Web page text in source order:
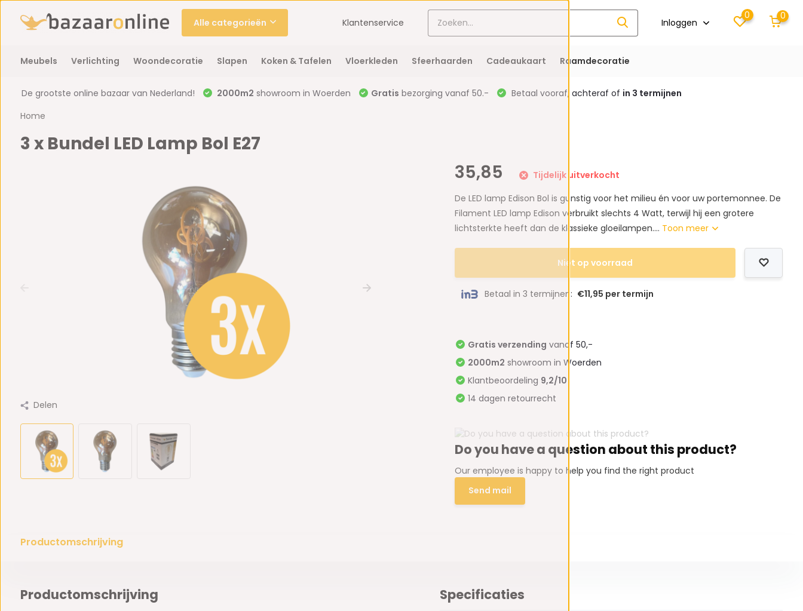
Alle categorieën Klantenservice Inloggen
0 0
Meubels Verlichting Woondecoratie Slapen Koken & Tafelen Vloerkleden Sfeerhaarden Cadeaukaart Raamdecoratie
De grootste online bazaar van Nederland! 2000m2 showroom in Woerden Gratis bezorging vanaf 50.- Betaal vooraf, achteraf of in 3 termijnen
Home
3 x Bundel LED Lamp Bol E27
Delen
35,85
Tijdelijk uitverkocht
De LED lamp Edison Bol is gunstig voor het milieu én voor uw portemonnee. De
Filament LED lamp Edison verbruikt slechts 4 Watt, terwijl hij een grotere
lichtsterkte heeft dan de klassieke gloeilampen.... Toon meer
Niet op voorraad
Betaal in 3 termijnen: €11,95 per termijn
Gratis verzending vanaf 50,-
2000m2 showroom in Woerden
Klantbeoordeling 9,2/10
14 dagen retourrecht
Do you have a question about this product?
Our employee is happy to help you find the right product
Send mail
Productomschrijving
Productomschrijving Specificaties